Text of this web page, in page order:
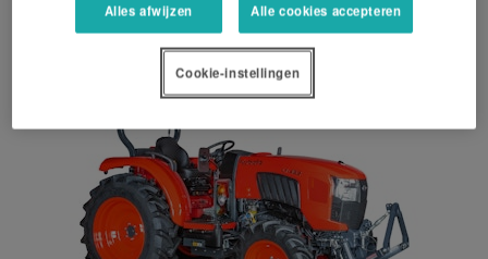
Alles afwijzen Alle cookies accepteren
Cookie-instellingen